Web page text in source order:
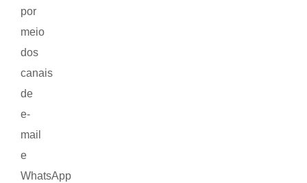
por
meio
dos
canais
de
e-
mail
e
WhatsApp